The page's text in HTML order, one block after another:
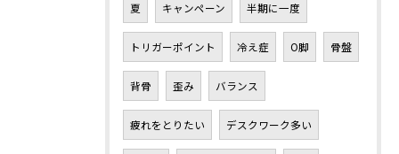
夏 キャンペーン 半期に一度
トリガーポイント 冷え症 O脚 骨盤
背骨 歪み バランス
疲れをとりたい デスクワーク多い